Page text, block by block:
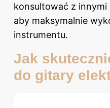
konsultować z
aby maksymalnie
instrumentu.
Jak
do gitary